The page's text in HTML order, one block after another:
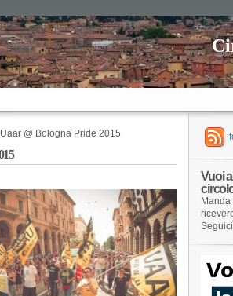
@ Bologna Pride 2015
Vuoi